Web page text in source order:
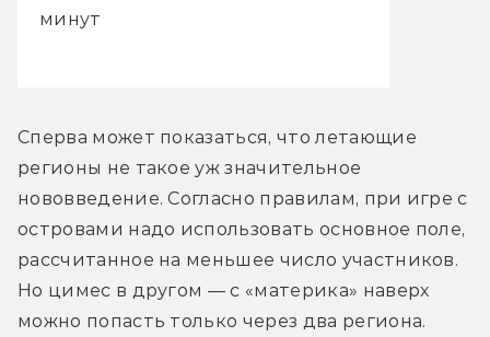
минут
Сперва может показаться, что летающие
регионы не такое уж значительное
нововведение. Согласно правилам, при игре с
островами надо использовать основное поле,
рассчитанное на меньшее число участников.
Но цимес в другом — с «материка» наверх
можно попасть только через два региона.